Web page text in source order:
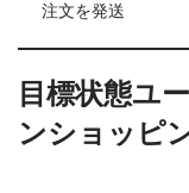
注文を発送
目標状態ユ
ンショッピ